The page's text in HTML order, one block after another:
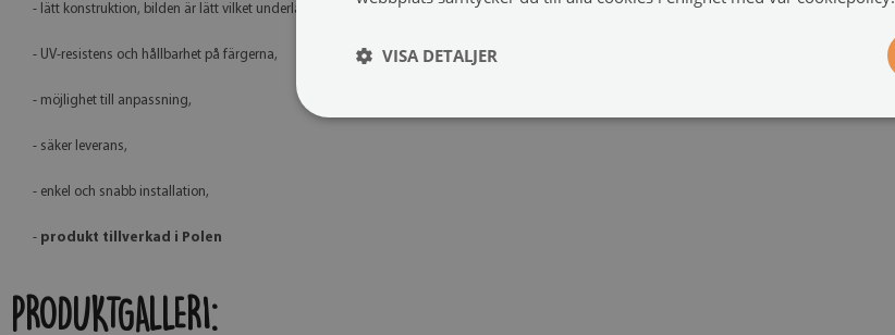
- lätt konstruktion, bilden är lätt vilket underlättar upphängning och transport,
- UV-resistens och hållbarhet på färgerna,
- möjlighet till anpassning,
- säker leverans,
- enkel och snabb installation,
- produkt tillverkad i Polen
2 eller 4 upphängningssystem
PRODUKTGALLERI:
VISA DETALJER